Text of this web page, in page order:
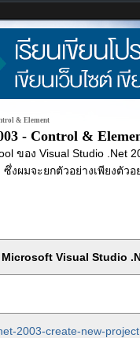
& Element
- Control &
ของ Visual Studio .Net
ผมจะยกตัวอย่างเพียงตัวอ
Visual Studio
2003-create-new-